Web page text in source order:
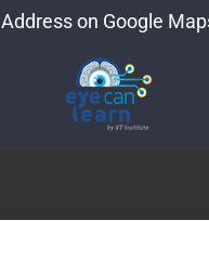
Address on Google